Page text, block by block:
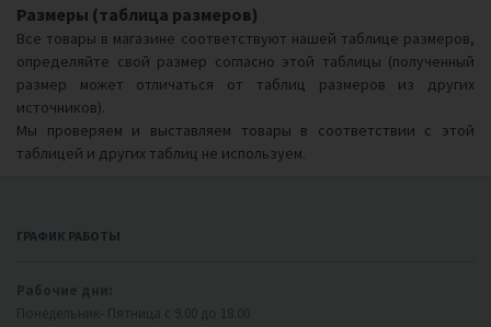
Размеры (таблица размеров)
Все товары в магазине соответствуют нашей таблице размеров,
определяйте свой размер согласно этой таблицы (полученный
размер может отличаться от таблиц размеров из других
источников).
Мы проверяем и выставляем товары в соответствии с этой
таблицей и других таблиц не используем.
ГРАФИК РАБОТЫ